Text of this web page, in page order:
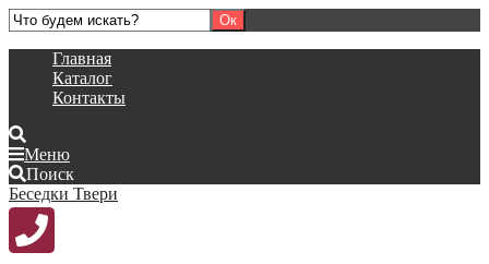
Главная
Каталог
Контакты
Меню
Поиск
Беседки Твери